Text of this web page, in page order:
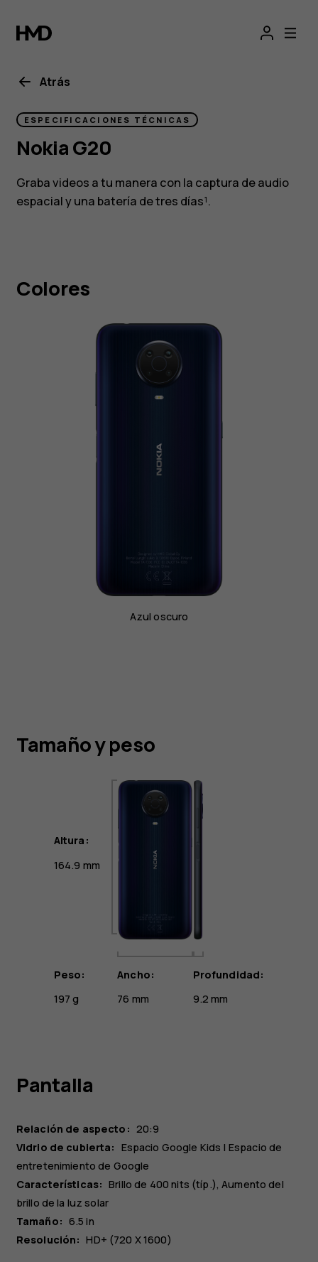
Especificaciones
del
Nokia
G20
Atrás
ESPECIFICACIONES TÉCNICAS
Nokia G20
Graba videos a tu manera con la captura de audio
espacial y una batería de tres días¹.
Colores
Azul oscuro
Tamaño y peso
Altura:
164.9 mm
Peso:
197 g
Ancho:
76 mm
Profundidad:
9.2 mm
Pantalla
Relación de aspecto: 20:9
Vidrio de cubierta: Espacio Google Kids | Espacio de
entretenimiento de Google
Características: Brillo de 400 nits (típ.), Aumento del
brillo de la luz solar
Tamaño: 6.5 in
Resolución: HD+ (720 X 1600)